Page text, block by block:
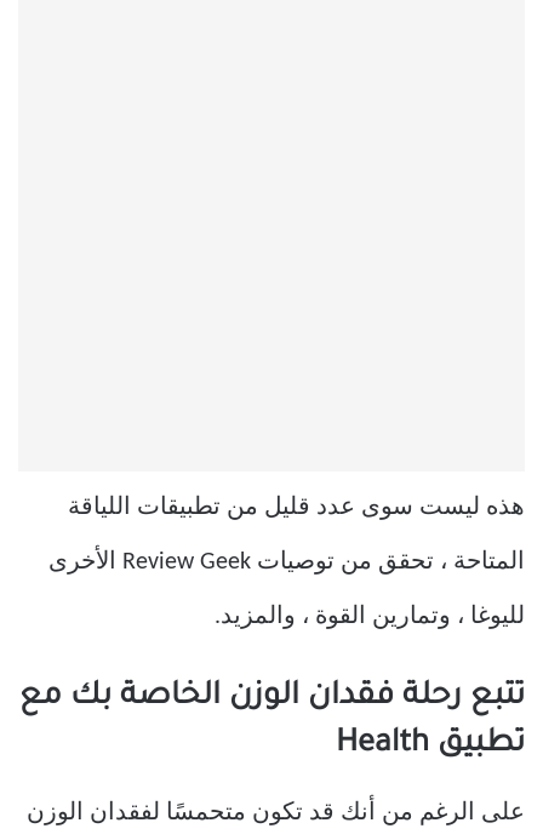
هذه ليست سوى عدد قليل من تطبيقات اللياقة
المتاحة ، تحقق من توصيات Review Geek الأخرى
لليوغا ، وتمارين القوة ، والمزيد.
تتبع رحلة فقدان الوزن الخاصة بك مع
تطبيق Health
على الرغم من أنك قد تكون متحمسًا لفقدان الوزن